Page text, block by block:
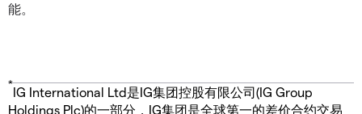
能。
*
IG International Ltd是IG集团控股有限公司(IG Group
Holdings Plc)的一部分，IG集团是全球第一的差价合约交易